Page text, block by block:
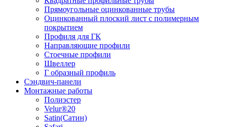
Прямоугольные оцинкованные трубы
Оцинкованный плоский лист с полимерным
покрытием
Профиля для ГК
Направляющие профили
Стоечные профили
Швеллер
Г образный профиль
Сэндвич-панели
Монтажные работы
Полиэстер
Velur®20
Satin(Сатин)